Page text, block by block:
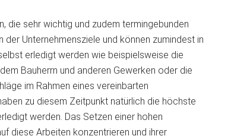
die sehr wichtig und zudem termingebunden
Unternehmensziele und können zumindest in
erledigt werden wie beispielsweise die
Bauherrn und anderen Gewerken oder die
im Rahmen eines vereinbarten
zu diesem Zeitpunkt natürlich die höchste
werden. Das Setzen einer hohen
diese Arbeiten konzentrieren und ihrer